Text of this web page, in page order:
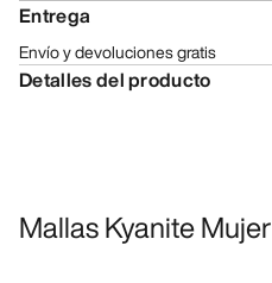
Entrega
Envío y devoluciones gratis
Detalles del producto
Mallas Kyanite Mujer